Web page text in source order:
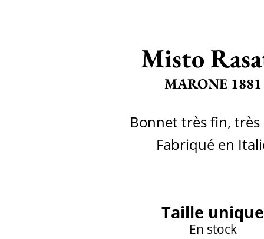
Misto
MARONE 1881
Bonnet très fin, très
Fabriqué en
Taille unique
En stock